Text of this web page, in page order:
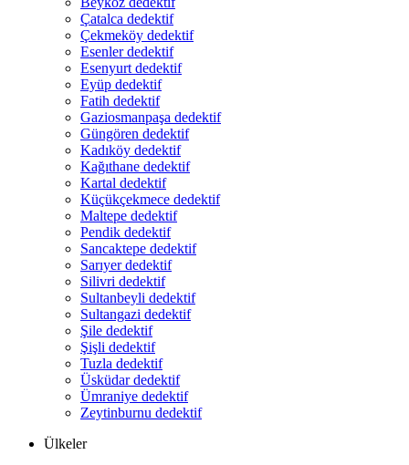
Çatalca dedektif
Çekmeköy dedektif
Esenler dedektif
Esenyurt dedektif
Eyüp dedektif
Fatih dedektif
Gaziosmanpaşa dedektif
Güngören dedektif
Kadıköy dedektif
Kağıthane dedektif
Kartal dedektif
Küçükçekmece dedektif
Maltepe dedektif
Pendik dedektif
Sancaktepe dedektif
Sarıyer dedektif
Silivri dedektif
Sultanbeyli dedektif
Sultangazi dedektif
Şile dedektif
Şişli dedektif
Tuzla dedektif
Üsküdar dedektif
Ümraniye dedektif
Zeytinburnu dedektif
Ülkeler